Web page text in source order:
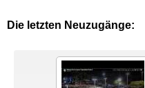
Die letzten Neuzugänge: